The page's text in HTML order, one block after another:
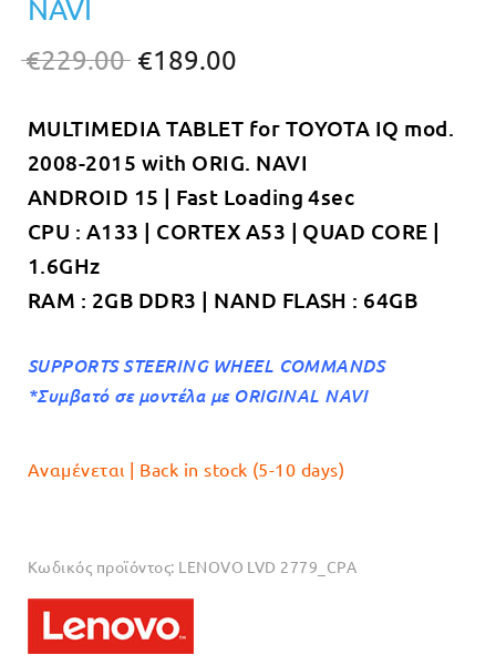
NAVI
€229.00 Original
was:
€229.00.
€189.00
τιμή
είναι:
€189.00.
MULTIMEDIA TABLET for TOYOTA IQ mod.
2008-2015 with ORIG. NAVI
ANDROID 15 | Fast Loading 4sec
CPU : A133 | CORTEX A53 | QUAD CORE |
1.6GHz
RAM : 2GB DDR3 | NAND FLASH : 64GB
SUPPORTS STEERING WHEEL COMMANDS
*Συμβατό σε μοντέλα με ΟRIGINAL NAVI
Αναμένεται | Back in stock (5-10 days)
Κωδικός προϊόντος: LENOVO LVD 2779_CPA